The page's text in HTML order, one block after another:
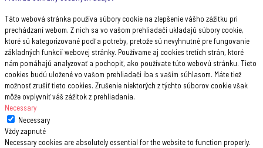
Táto webová stránka používa súbory cookie na zlepšenie vášho zážitku pri
prechádzaní webom. Z nich sa vo vašom prehliadači ukladajú súbory cookie,
ktoré sú kategorizované podľa potreby, pretože sú nevyhnutné pre fungovanie
základných funkcií webovej stránky. Používame aj cookies tretích strán, ktoré
nám pomáhajú analyzovať a pochopiť, ako používate túto webovú stránku. Tieto
cookies budú uložené vo vašom prehliadači iba s vaším súhlasom. Máte tiež
možnosť zrušiť tieto cookies. Zrušenie niektorých z týchto súborov cookie však
môže ovplyvniť váš zážitok z prehliadania.
Necessary
Necessary
Vždy zapnuté
Necessary cookies are absolutely essential for the website to function properly.